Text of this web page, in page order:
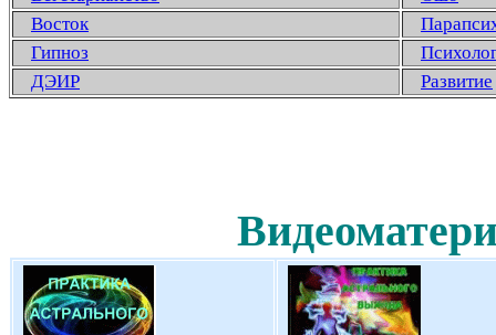
Восток
Гипноз
ДЭИР
Развитие